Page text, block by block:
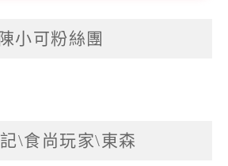
陳小可粉絲團
\食尚玩家\東森